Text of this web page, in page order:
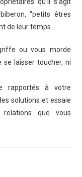
“petits êtres
de leur temps…
ou vous morde
se laisser toucher, ni
rapportés à votre
solutions et essaie
relations que vous